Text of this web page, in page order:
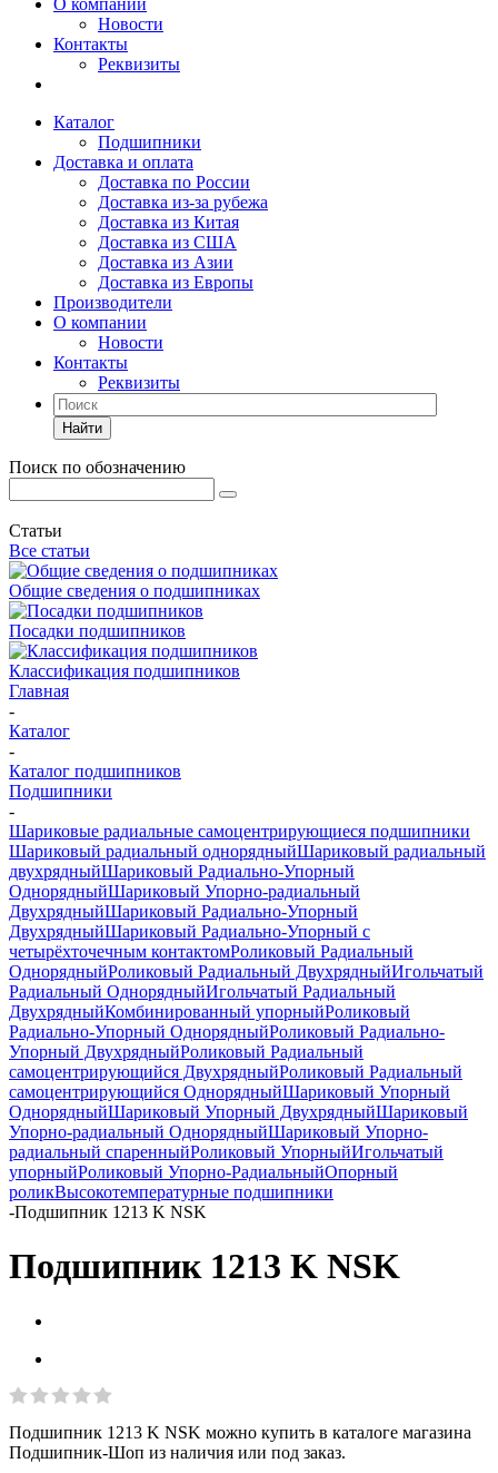
О компании
Новости
Контакты
Реквизиты
Каталог
Подшипники
Доставка и оплата
Доставка по России
Доставка из-за рубежа
Доставка из Китая
Доставка из США
Доставка из Азии
Доставка из Европы
Производители
О компании
Новости
Контакты
Реквизиты
Найти
Поиск по обозначению
Статьи
Все статьи
Общие сведения о подшипниках
Посадки подшипников
Классификация подшипников
Главная
-
Каталог
-
Каталог подшипников
Подшипники
-
Шариковые радиальные самоцентрирующиеся подшипники
Шариковый радиальный однорядныйШариковый радиальный
двухрядныйШариковый Радиально-Упорный
ОднорядныйШариковый Упорно-радиальный
ДвухрядныйШариковый Радиально-Упорный
ДвухрядныйШариковый Радиально-Упорный с
четырёхточечным контактомРоликовый Радиальный
ОднорядныйРоликовый Радиальный ДвухрядныйИгольчатый
Радиальный ОднорядныйИгольчатый Радиальный
ДвухрядныйКомбинированный упорныйРоликовый
Радиально-Упорный ОднорядныйРоликовый Радиально-
Упорный ДвухрядныйРоликовый Радиальный
самоцентрирующийся ДвухрядныйРоликовый Радиальный
самоцентрирующийся ОднорядныйШариковый Упорный
ОднорядныйШариковый Упорный ДвухрядныйШариковый
Упорно-радиальный ОднорядныйШариковый Упорно-
радиальный спаренныйРоликовый УпорныйИгольчатый
упорныйРоликовый Упорно-РадиальныйОпорный
роликВысокотемпературные подшипники
-Подшипник 1213 K NSK
Подшипник 1213 K NSK
Подшипник 1213 K NSK можно купить в каталоге магазина
Подшипник-Шоп из наличия или под заказ.